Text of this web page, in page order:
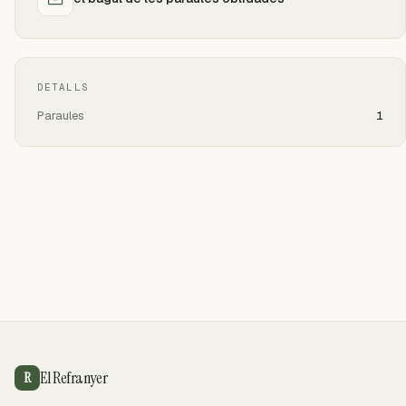
DETALLS
Paraules 1
R El Refranyer